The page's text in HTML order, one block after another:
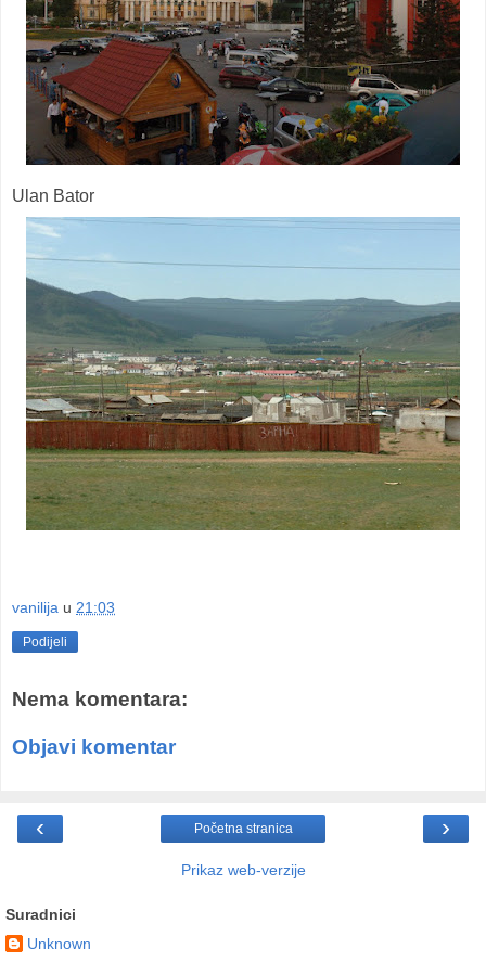
Ulan Bator
vanilija u 21:03
Podijeli
Nema komentara:
Objavi komentar
‹ ›
Početna stranica
Prikaz web-verzije
Suradnici
Unknown